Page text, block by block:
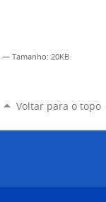
— Tamanho: 20KB
Voltar para o topo